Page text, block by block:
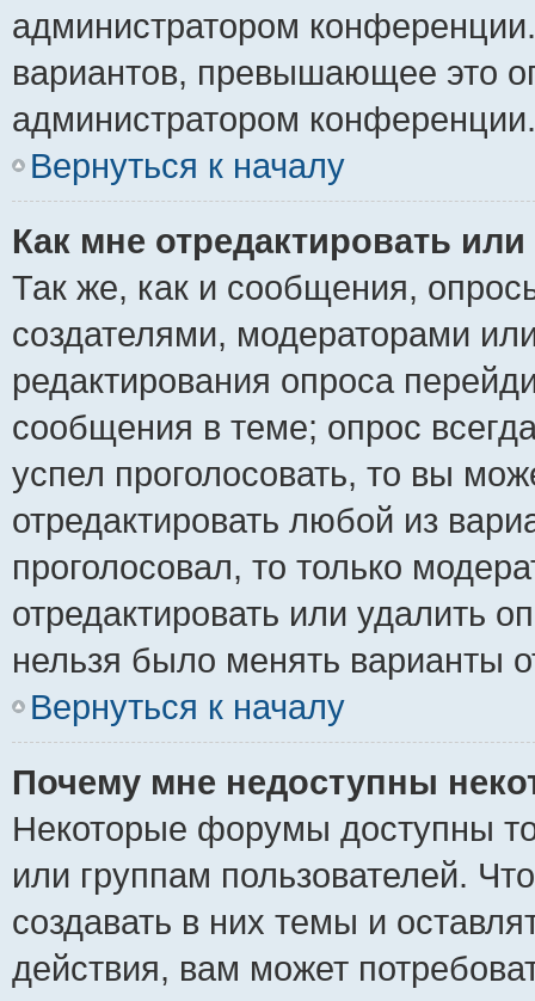
администратором
вариантов, превышающее это
администратором конференции.
Вернуться к началу
Как мне отредактировать
Так же, как и сообщения,
создателями, модераторами
редактирования опроса
сообщения в теме; опрос
успел проголосовать, то вы
отредактировать любой из
проголосовал, то только
отредактировать или удалить
нельзя было менять варианты
Вернуться к началу
Почему мне недоступны
Некоторые форумы доступны
или группам пользователей.
создавать в них темы и
действия, вам может